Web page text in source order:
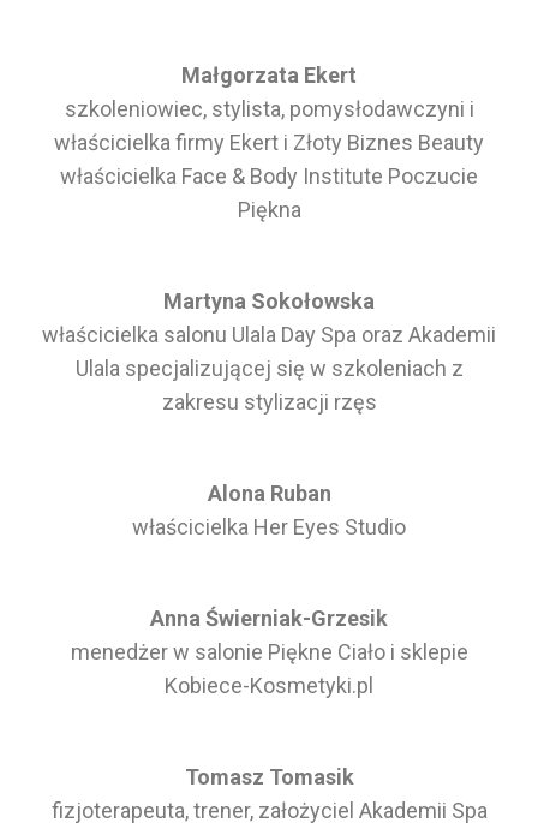
Małgorzata Ekert
szkoleniowiec, stylista, pomysłodawczyni i
właścicielka firmy Ekert i Złoty Biznes Beauty
właścicielka Face & Body Institute Poczucie
Piękna
Martyna Sokołowska
właścicielka salonu Ulala Day Spa oraz Akademii
Ulala specjalizującej się w szkoleniach z
zakresu stylizacji rzęs
Alona Ruban
właścicielka Her Eyes Studio
Anna Świerniak-Grzesik
menedżer w salonie Piękne Ciało i sklepie
Kobiece-Kosmetyki.pl
Tomasz Tomasik
fizjoterapeuta, trener, założyciel Akademii Spa